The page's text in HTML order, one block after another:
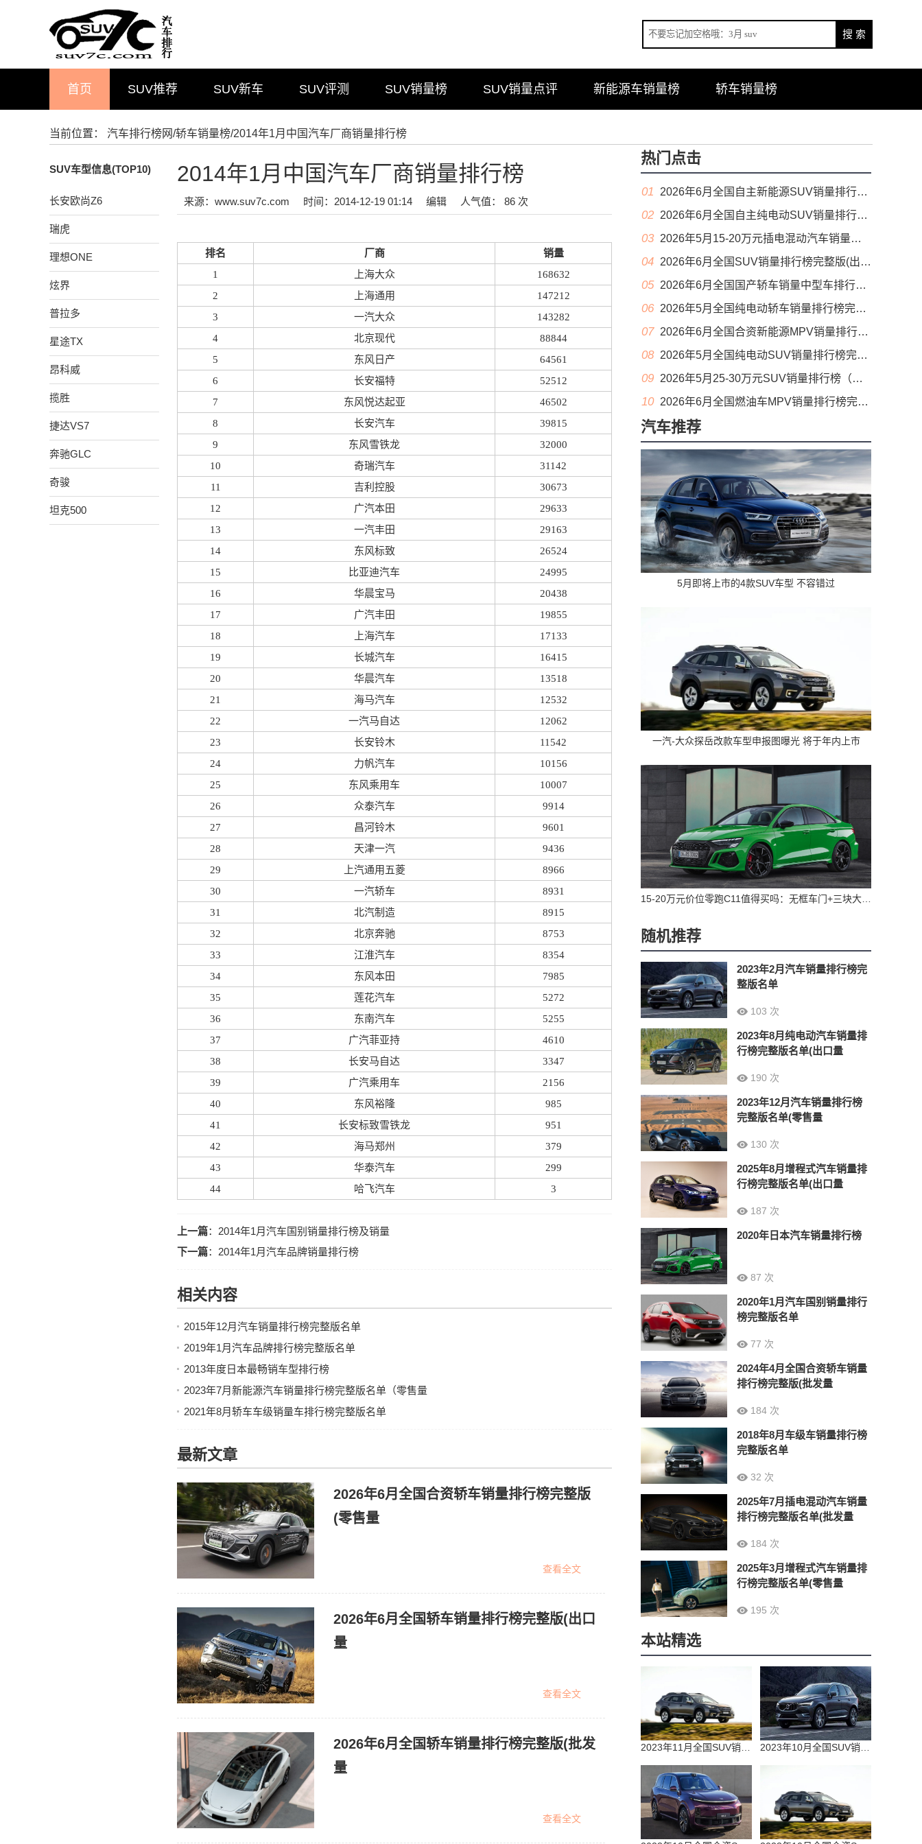
首页 SUV推荐 SUV新车 SUV评测 SUV销量榜 SUV销量点评 新能源车销量榜 轿车销量榜
当前位置： 汽车排行榜网/轿车销量榜/2014年1月中国汽车厂商销量排行榜
SUV车型信息(TOP10)
长安欧尚Z6
瑞虎
理想ONE
炫界
普拉多
星途TX
昂科威
揽胜
捷达VS7
奔驰GLC
奇骏
坦克500
2014年1月中国汽车厂商销量排行榜
来源：www.suv7c.com 时间：2014-12-19 01:14 编辑 人气值： 86 次
排名 厂商
销量
1
上海大众
168632
2
上海通用
147212
3
一汽大众
143282
4
北京现代
88844
5
东风日产
64561
6
长安福特
52512
7
东风悦达起亚
46502
8
长安汽车
39815
9
东风雪铁龙
32000
10
奇瑞汽车
31142
11
吉利控股
30673
12
广汽本田
29633
13
一汽丰田
29163
14
东风标致
26524
15
比亚迪汽车
24995
16
华晨宝马
20438
17
广汽丰田
19855
18
上海汽车
17133
19
长城汽车
16415
20
华晨汽车
13518
21
海马汽车
12532
22
一汽马自达
12062
23
长安铃木
11542
24
力帆汽车
10156
25
东风乘用车
10007
26
众泰汽车
9914
27
昌河铃木
9601
28
天津一汽
9436
29
上汽通用五菱
8966
30
一汽轿车
8931
31
北汽制造
8915
32
北京奔驰
8753
33
江淮汽车
8354
34
东风本田
7985
35
莲花汽车
5272
36
东南汽车
5255
37
广汽菲亚持
4610
38
长安马自达
3347
39
广汽乘用车
2156
40
东风裕隆
985
41
长安标致雪铁龙
951
42
海马郑州
379
43
华泰汽车
299
44
哈飞汽车 3
上一篇： 2014年1月汽车国别销量排行榜及销量
下一篇： 2014年1月汽车品牌销量排行榜
相关内容
2015年12月汽车销量排行榜完整版名单
2019年1月汽车品牌排行榜完整版名单
2013年度日本最畅销车型排行榜
2023年7月新能源汽车销量排行榜完整版名单（零售量
2021年8月轿车车级销量车排行榜完整版名单
最新文章
2026年6月全国合资轿车销量排行榜完整版
(零售量
查看全文
2026年6月全国轿车销量排行榜完整版(出口
量
查看全文
2026年6月全国轿车销量排行榜完整版(批发
量
查看全文
热门点击
01 2026年6月全国自主新能源SUV销量排行榜完整版(零售量
02 2026年6月全国自主纯电动SUV销量排行榜完整版(零售量
03 2026年5月15-20万元插电混动汽车销量排行榜（零售量）
04 2026年6月全国SUV销量排行榜完整版(出口量
05 2026年6月全国国产轿车销量中型车排行榜完整版(零售量
06 2026年5月全国纯电动轿车销量排行榜完整版(批发量
07 2026年6月全国合资新能源MPV销量排行榜完整版(零售量
08 2026年5月全国纯电动SUV销量排行榜完整版(零售量
09 2026年5月25-30万元SUV销量排行榜（零售量）
10 2026年6月全国燃油车MPV销量排行榜完整版(批发量
汽车推荐
5月即将上市的4款SUV车型 不容错过
一汽-大众探岳改款车型申报图曝光 将于年内上市
随机推荐
2023年2月汽车销量排行榜完
整版名单
103 次
2023年8月纯电动汽车销量排
行榜完整版名单(出口量
190 次
2023年12月汽车销量排行榜
完整版名单(零售量
130 次
2025年8月增程式汽车销量排
行榜完整版名单(出口量
187 次
2020年日本汽车销量排行榜
87 次
2020年1月汽车国别销量排行
榜完整版名单
77 次
2024年4月全国合资轿车销量
排行榜完整版(批发量
184 次
2018年8月车级车销量排行榜
完整版名单
32 次
2025年7月插电混动汽车销量
排行榜完整版名单(批发量
184 次
2025年3月增程式汽车销量排
行榜完整版名单(零售量
195 次
本站精选